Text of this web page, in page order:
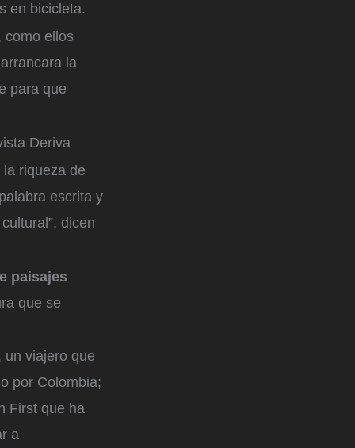
en bicicleta.
como ellos
la
para que
Deriva
la riqueza de
escrita y
dicen
paisajes
que se
un viajero que
por Colombia;
First que ha
a